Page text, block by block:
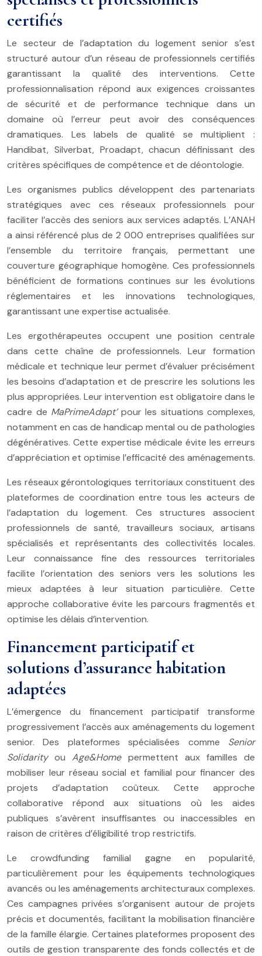
certifiés
Le secteur de l’adaptation du logement senior s’est
structuré autour d’un réseau de professionnels certifiés
garantissant la qualité des interventions. Cette
professionnalisation répond aux exigences croissantes
de sécurité et de performance technique dans un
domaine où l’erreur peut avoir des conséquences
dramatiques. Les labels de qualité se multiplient :
Handibat, Silverbat, Proadapt, chacun définissant des
critères spécifiques de compétence et de déontologie.
Les organismes publics développent des partenariats
stratégiques avec ces réseaux professionnels pour
faciliter l’accès des seniors aux services adaptés. L’ANAH
a ainsi référencé plus de 2 000 entreprises qualifiées sur
l’ensemble du territoire français, permettant une
couverture géographique homogène. Ces professionnels
bénéficient de formations continues sur les évolutions
réglementaires et les innovations technologiques,
garantissant une expertise actualisée.
Les ergothérapeutes occupent une position centrale
dans cette chaîne de professionnels. Leur formation
médicale et technique leur permet d’évaluer précisément
les besoins d’adaptation et de prescrire les solutions les
plus appropriées. Leur intervention est obligatoire dans le
cadre de MaPrimeAdapt’pour les situations complexes,
notamment en cas de handicap mental ou de pathologies
dégénératives. Cette expertise médicale évite les erreurs
d’appréciation et optimise l’efficacité des aménagements.
Les réseaux gérontologiques territoriaux constituent des
plateformes de coordination entre tous les acteurs de
l’adaptation du logement. Ces structures associent
professionnels de santé, travailleurs sociaux, artisans
spécialisés et représentants des collectivités locales.
Leur connaissance fine des ressources territoriales
facilite l’orientation des seniors vers les solutions les
mieux adaptées à leur situation particulière. Cette
approche collaborative évite les parcours fragmentés et
optimise les délais d’intervention.
Financement participatif et
solutions d’assurance habitation
adaptées
L’émergence du financement participatif transforme
progressivement l’accès aux aménagements du logement
senior. Des plateformes spécialisées comme Senior
SolidarityouAge&Homepermettent aux familles de
mobiliser leur réseau social et familial pour financer des
projets d’adaptation coûteux. Cette approche
collaborative répond aux situations où les aides
publiques s’avèrent insuffisantes ou inaccessibles en
raison de critères d’éligibilité trop restrictifs.
Le crowdfunding familial gagne en popularité,
particulièrement pour les équipements technologiques
avancés ou les aménagements architecturaux complexes.
Ces campagnes privées s’organisent autour de projets
précis et documentés, facilitant la mobilisation financière
de la famille élargie. Certaines plateformes proposent des
outils de gestion transparente des fonds collectés et de